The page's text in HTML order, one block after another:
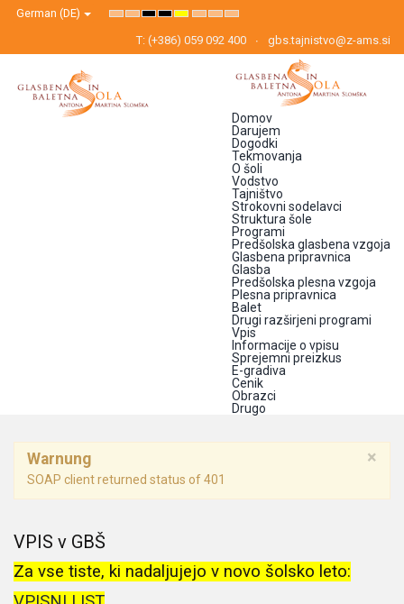
German (DE)
Default
NightHigh
Black
White
High
Black
Yellow
High
Yellow
Set
Font
Set
Font
Set
Font
T: (+386) 059 092 400 gbs.tajnistvo@z-ams.si
Domov
Darujem
Dogodki
Tekmovanja
O šoli
Vodstvo
Tajništvo
Strokovni sodelavci
Struktura šole
Programi
Predšolska glasbena vzgoja
Glasbena pripravnica
Glasba
Predšolska plesna vzgoja
Plesna pripravnica
Balet
Drugi razširjeni programi
Vpis
Informacije o vpisu
Sprejemni preizkus
E-gradiva
Cenik
Obrazci
Drugo
×
Warnung
SOAP client returned status of 401
VPIS v GBŠ
Za vse tiste, ki nadaljujejo v novo šolsko leto: